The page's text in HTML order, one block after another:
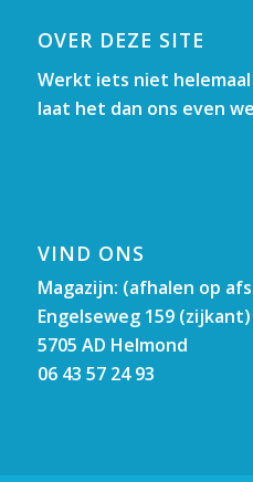
OVER DEZE SITE
Werkt iets niet
laat het dan ons even
VIND ONS
Magazijn: (afhalen op
Engelseweg 159 (zijkant)
5705 AD Helmond
06 43 57 24 93